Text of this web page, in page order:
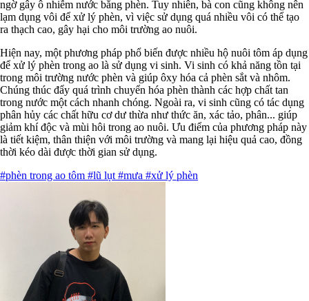
ngờ gây ô nhiễm nước bằng phèn. Tuy nhiên, bà con cũng không nên
lạm dụng vôi để xử lý phèn, vì việc sử dụng quá nhiều vôi có thể tạo
ra thạch cao, gây hại cho môi trường ao nuôi.
Hiện nay, một phương pháp phổ biến được nhiều hộ nuôi tôm áp dụng
để xử lý phèn trong ao là sử dụng vi sinh. Vi sinh có khả năng tồn tại
trong môi trường nước phèn và giúp ôxy hóa cả phèn sắt và nhôm.
Chúng thúc đẩy quá trình chuyển hóa phèn thành các hợp chất tan
trong nước một cách nhanh chóng. Ngoài ra, vi sinh cũng có tác dụng
phân hủy các chất hữu cơ dư thừa như thức ăn, xác tảo, phân... giúp
giảm khí độc và mùi hôi trong ao nuôi. Ưu điểm của phương pháp này
là tiết kiệm, thân thiện với môi trường và mang lại hiệu quả cao, đồng
thời kéo dài được thời gian sử dụng.
#phèn trong ao tôm #lũ lụt#mưa #xử lý phèn